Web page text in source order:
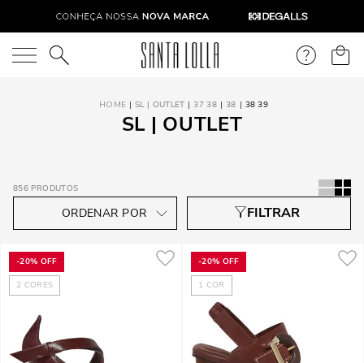
O que você está procurando?
SL | OUTLET 37 38 38 38 39
SL | OUTLET
856 PRODUTOS
-20% OFF
2 CORES
-20% OFF
1 COR